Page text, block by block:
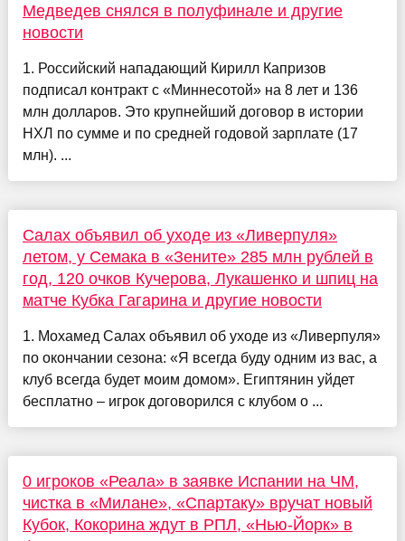
Медведев снялся в полуфинале и другие
новости
1. Российский нападающий Кирилл Капризов
подписал контракт с «Миннесотой» на 8 лет и 136
млн долларов. Это крупнейший договор в истории
НХЛ по сумме и по средней годовой зарплате (17
млн). ...
Салах объявил об уходе из «Ливерпуля»
летом, у Семака в «Зените» 285 млн рублей в
год, 120 очков Кучерова, Лукашенко и шпиц на
матче Кубка Гагарина и другие новости
1. Мохамед Салах объявил об уходе из «Ливерпуля»
по окончании сезона: «Я всегда буду одним из вас, а
клуб всегда будет моим домом». Египтянин уйдет
бесплатно – игрок договорился с клубом о ...
0 игроков «Реала» в заявке Испании на ЧМ,
чистка в «Милане», «Спартаку» вручат новый
Кубок, Кокорина ждут в РПЛ, «Нью-Йорк» в